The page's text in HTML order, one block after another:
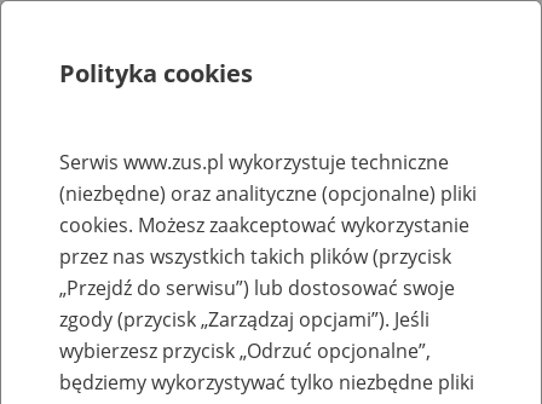
Rejestry, ewidencje i archiwa
Baza zlikwidowanych lub
przekształconych zakładów pracy
Nazwa zakładu pracy:
Polityka cookies
Serwis www.zus.pl wykorzystuje techniczne
(niezbędne) oraz analityczne (opcjonalne) pliki
cookies. Możesz zaakceptować wykorzystanie
przez nas wszystkich takich plików (przycisk
„Przejdź do serwisu”) lub dostosować swoje
zgody (przycisk „Zarządzaj opcjami”). Jeśli
wybierzesz przycisk „Odrzuć opcjonalne”,
będziemy wykorzystywać tylko niezbędne pliki